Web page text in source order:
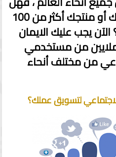
تتخيل مثلاً أن يرى خدمتك أو منتجك أكثر من 100
يجب عليك الايمان
ملايين من مستخدمي
من مختلف أنحاء
لتسويق عملك؟